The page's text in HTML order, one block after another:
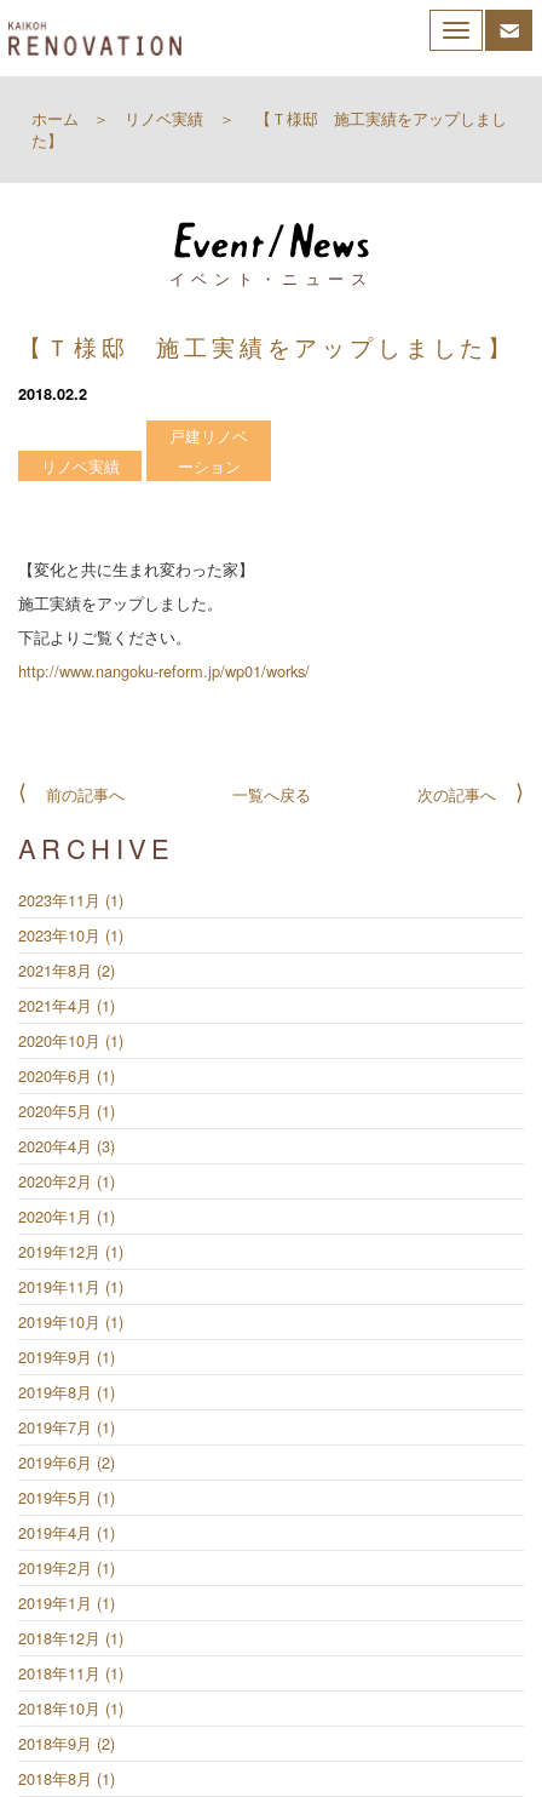
Toggle
navigation
ホーム リノベ実績
【Ｔ様邸 施工実績をアップしまし
た】
イベント・ニュース
【Ｔ様邸 施工実績をアップしました】
2018.02.2
リノベ実績
戸建リノベ
ーション
【変化と共に生まれ変わった家】
施工実績をアップしました。
下記よりご覧ください。
http://www.nangoku-reform.jp/wp01/works/
前の記事へ 一覧へ戻る 次の記事へ
ARCHIVE
2023年11月 (1)
2023年10月 (1)
2021年8月 (2)
2021年4月 (1)
2020年10月 (1)
2020年6月 (1)
2020年5月 (1)
2020年4月 (3)
2020年2月 (1)
2020年1月 (1)
2019年12月 (1)
2019年11月 (1)
2019年10月 (1)
2019年9月 (1)
2019年8月 (1)
2019年7月 (1)
2019年6月 (2)
2019年5月 (1)
2019年4月 (1)
2019年2月 (1)
2019年1月 (1)
2018年12月 (1)
2018年11月 (1)
2018年10月 (1)
2018年9月 (2)
2018年8月 (1)